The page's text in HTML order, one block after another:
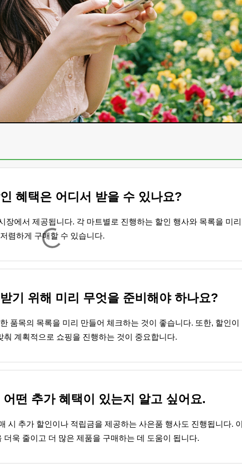
혜택은 어디서 받을 수 있나요?
장에서 제공됩니다. 각 마트별로 진행하는 할인 행사와 목록을 미리
렴하게 구매할 수 있습니다.
기 위해 미리 무엇을 준비해야 하나요?
품목의 목록을 미리 만들어 체크하는 것이 좋습니다. 또한, 할인이
계획적으로 쇼핑을 진행하는 것이 중요합니다.
떤 추가 혜택이 있는지 알고 싶어요.
시 추가 할인이나 적립금을 제공하는 사은품 행사도 진행됩니다. 이
욱 줄이고 더 많은 제품을 구매하는 데 도움이 됩니다.